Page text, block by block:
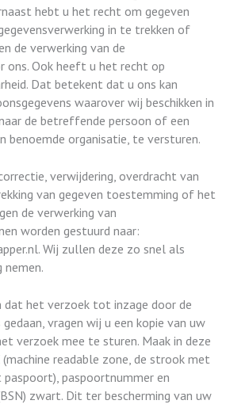
hebt u het recht om gegeven
in te trekken of
de verwerking van de
ons. Ook heeft u het recht op
Dat betekent dat u ons kan
waarover wij beschikken in
de betreffende persoon of een
benoemde organisatie, te versturen.
verwijdering, overdracht van
van gegeven toestemming of het
de verwerking van
worden gestuurd naar:
Wij zullen deze zo snel als
nemen.
dat het verzoek tot inzage door de
vragen wij u een kopie van uw
verzoek mee te sturen. Maak in deze
readable zone, de strook met
paspoortnummer en
zwart. Dit ter bescherming van uw